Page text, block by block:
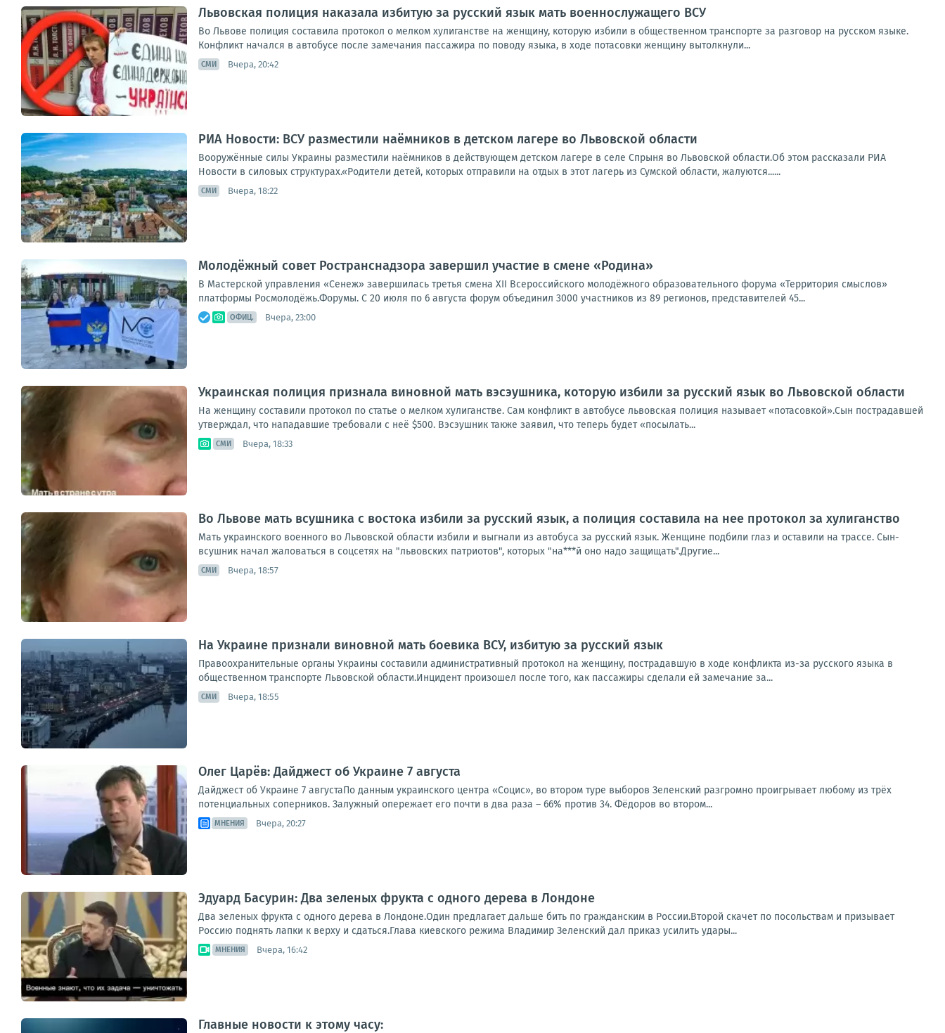
Львовская полиция наказала избитую за русский язык мать военнослужащего ВСУ
Во Львове полиция составила протокол о мелком хулиганстве на женщину, которую избили в общественном транспорте за разговор на русском языке.
Конфликт начался в автобусе после замечания пассажира по поводу языка, в ходе потасовки женщину вытолкнули...
СМИ Вчера, 20:42
РИА Новости: ВСУ разместили наёмников в детском лагере во Львовской области
Вооружённые силы Украины разместили наёмников в действующем детском лагере в селе Спрыня во Львовской области.Об этом рассказали РИА
Новости в силовых структурах.«Родители детей, которых отправили на отдых в этот лагерь из Сумской области, жалуются......
СМИ Вчера, 18:22
Молодёжный совет Ространснадзора завершил участие в смене «Родина»
В Мастерской управления «Сенеж» завершилась третья смена XII Всероссийского молодёжного образовательного форума «Территория смыслов»
платформы Росмолодёжь.Форумы. С 20 июля по 6 августа форум объединил 3000 участников из 89 регионов, представителей 45...
ОФИЦ. Вчера, 23:00
Украинская полиция признала виновной мать вэсэушника, которую избили за русский язык во Львовской области
На женщину составили протокол по статье о мелком хулиганстве. Сам конфликт в автобусе львовская полиция называет «потасовкой».Сын пострадавшей
утверждал, что нападавшие требовали с неё $500. Вэсэушник также заявил, что теперь будет «посылать...
СМИ Вчера, 18:33
Во Львове мать всушника с востока избили за русский язык, а полиция составила на нее протокол за хулиганство
Мать украинского военного во Львовской области избили и выгнали из автобуса за русский язык. Женщине подбили глаз и оставили на трассе. Сын-
всушник начал жаловаться в соцсетях на "львовских патриотов", которых "на***й оно надо защищать".Другие...
СМИ Вчера, 18:57
На Украине признали виновной мать боевика ВСУ, избитую за русский язык
Правоохранительные органы Украины составили административный протокол на женщину, пострадавшую в ходе конфликта из-за русского языка в
общественном транспорте Львовской области.Инцидент произошел после того, как пассажиры сделали ей замечание за...
СМИ Вчера, 18:55
Олег Царёв: Дайджест об Украине 7 августа
Дайджест об Украине 7 августаПо данным украинского центра «Социс», во втором туре выборов Зеленский разгромно проигрывает любому из трёх
потенциальных соперников. Залужный опережает его почти в два раза – 66% против 34. Фёдоров во втором...
МНЕНИЯ Вчера, 20:27
Эдуард Басурин: Два зеленых фрукта с одного дерева в Лондоне
Два зеленых фрукта с одного дерева в Лондоне.Один предлагает дальше бить по гражданским в России.Второй скачет по посольствам и призывает
Россию поднять лапки к верху и сдаться.Глава киевского режима Владимир Зеленский дал приказ усилить удары...
МНЕНИЯ Вчера, 16:42
Главные новости к этому часу: